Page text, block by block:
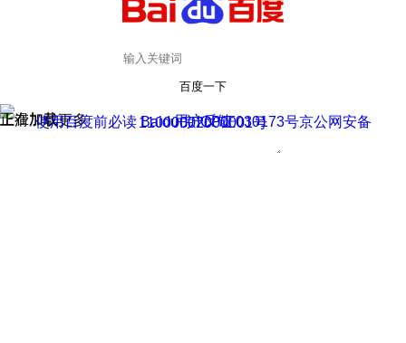
百度一下
正在加载
上滑加载更多 用户反馈
使用百度前必读 Baidu 京ICP证030173号
京公网安备11000002000001号